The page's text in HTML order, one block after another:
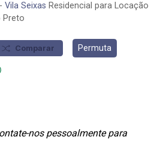
- Vila Seixas Residencial para Locação
Preto
Comparar Permuta
nos pessoalmente para